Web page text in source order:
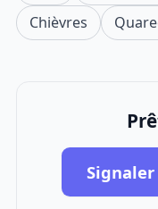
Chièvres